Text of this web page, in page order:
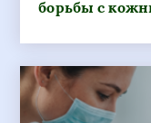
борьбы с